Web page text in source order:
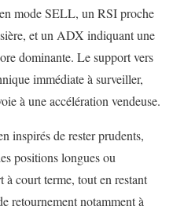
mode SELL, un RSI proche
et un ADX indiquant une
dominante. Le support vers
immédiate à surveiller,
à une accélération vendeuse.
inspirés de rester prudents,
positions longues ou
court terme, tout en restant
retournement notamment à